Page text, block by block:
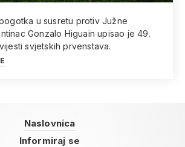
u susretu protiv Južne
Gonzalo Higuain upisao je 49.
svjetskih prvenstava.
Naslovnica
Informiraj se